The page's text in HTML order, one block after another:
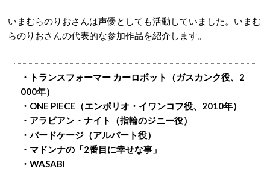
いまむらのりおさんは声優としても活動していました。いまむ
らのりおさんの代表的な参加作品を紹介します。
・トランスフォーマー カーロボット（ガスカンク役、2
000年）
・ONE PIECE（エンポリオ・イワンコフ役、2010年）
・アラビアン・ナイト（指輪のジニー役）
・バードケージ（アルバート役）
・マドンナの「2番目に幸せな事」
・WASABI